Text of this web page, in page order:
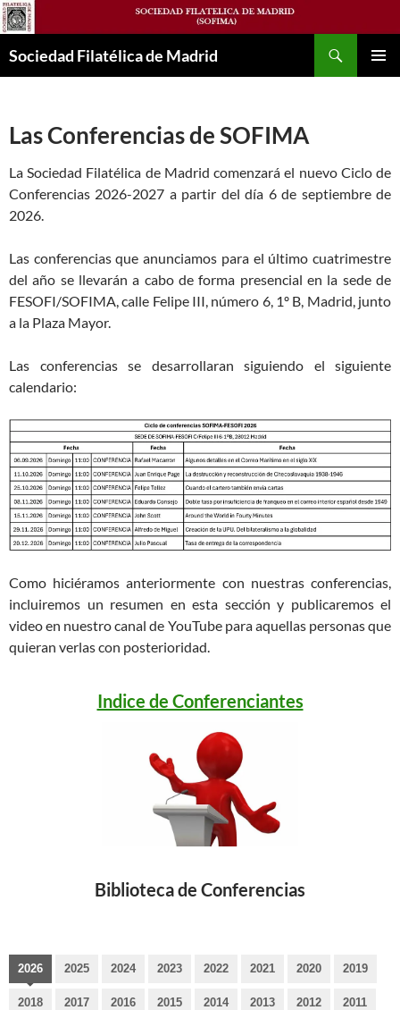
Saltar
al
contenido
Sociedad Filatélica de Madrid
Las Conferencias de SOFIMA
La Sociedad Filatélica de Madrid comenzará el nuevo Ciclo de
Conferencias 2026-2027 a partir del día 6 de septiembre de
2026.
Las conferencias que anunciamos para el último cuatrimestre
del año se llevarán a cabo de forma presencial en la sede de
FESOFI/SOFIMA, calle Felipe III, número 6, 1º B, Madrid, junto
a la Plaza Mayor.
Las conferencias se desarrollaran siguiendo el siguiente
calendario:
Como hiciéramos anteriormente con nuestras conferencias,
incluiremos un resumen en esta sección y publicaremos el
video en nuestro canal de YouTube para aquellas personas que
quieran verlas con posterioridad.
Indice de Conferenciantes
Biblioteca de Conferencias
2026 2025 2024 2023 2022 2021 2020 2019
2018 2017 2016 2015 2014 2013 2012 2011